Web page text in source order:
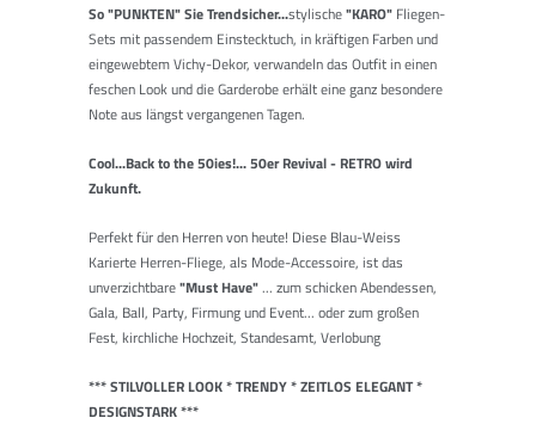
So"PUNKTEN"Sie Trendsicher...stylische"KARO" Fliegen-
Sets mit passendem Einstecktuch, in kräftigen Farben und
eingewebtem Vichy-Dekor, verwandeln das Outfit in einen
feschen Look und die Garderobe erhält eine ganz besondere
Note aus längst vergangenen Tagen.
Cool...Back to the 50ies!... 50er Revival - RETRO wird
Zukunft.
Perfekt für den Herren von heute! Diese Blau-Weiss
Karierte Herren-Fliege, als Mode-Accessoire, ist das
unverzichtbare"Must Have"... zum schicken Abendessen,
Gala, Ball, Party, Firmung und Event... oder zum großen
Fest, kirchliche Hochzeit, Standesamt, Verlobung
*** STILVOLLER LOOK * TRENDY * ZEITLOS ELEGANT *
DESIGNSTARK ***